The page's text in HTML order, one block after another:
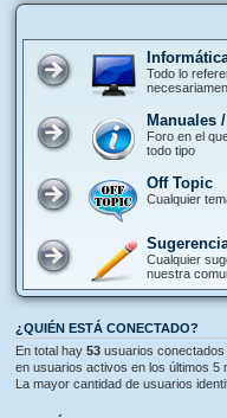
Todo lo
Manuales
Foro en el
todo tipo
Off Topic
Cualquier
Cualquier
nuestra
¿QUIÉN ESTÁ CONECTADO?
En total hay 53 usuarios
en usuarios activos en los últimos 5
La mayor cantidad de usuarios